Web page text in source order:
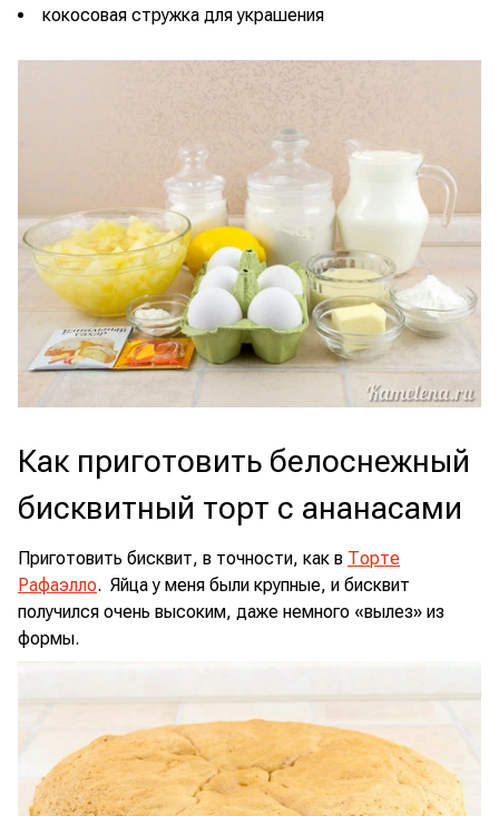
кокосовая стружка для украшения
Как приготовить белоснежный
бисквитный торт с ананасами
Приготовить бисквит, в точности, как в Торте
Рафаэлло. Яйца у меня были крупные, и бисквит
получился очень высоким, даже немного «вылез» из
формы.